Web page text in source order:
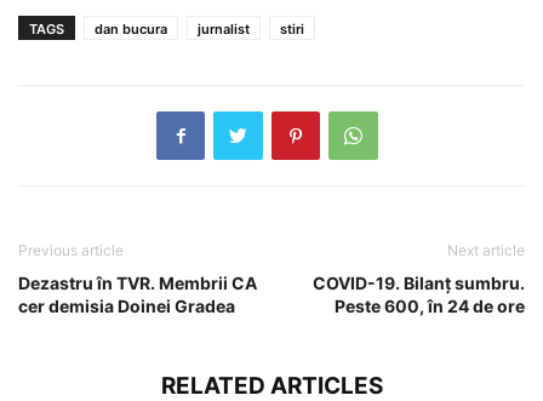
TAGS dan bucura jurnalist stiri
Previous article
Dezastru în TVR. Membrii CA
cer demisia Doinei Gradea
Next article
COVID-19. Bilanț sumbru.
Peste 600, în 24 de ore
RELATED ARTICLES